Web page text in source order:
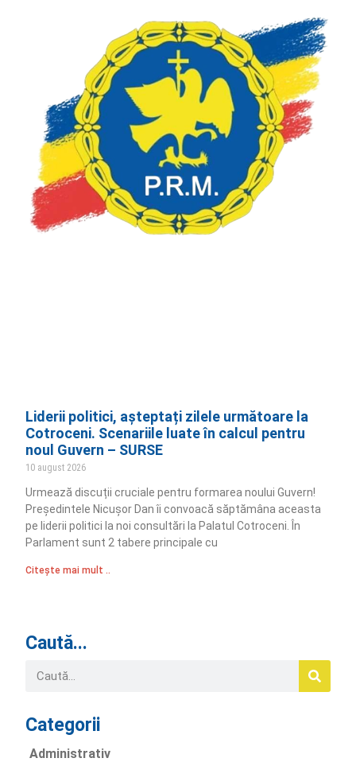
Liderii politici, așteptați zilele următoare la
Cotroceni. Scenariile luate în calcul pentru
noul Guvern – SURSE
10 august 2026
Urmează discuții cruciale pentru formarea noului Guvern!
Președintele Nicușor Dan îi convoacă săptămâna aceasta
pe liderii politici la noi consultări la Palatul Cotroceni. În
Parlament sunt 2 tabere principale cu
Citește mai mult ..
Caută...
Categorii
Administrativ